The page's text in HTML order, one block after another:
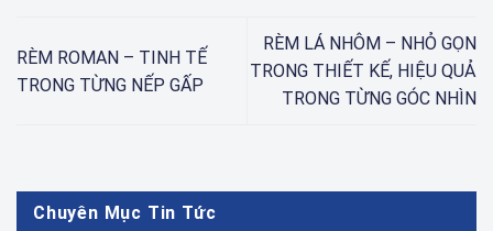
RÈM ROMAN – TINH TẾ
TRONG TỪNG NẾP GẤP
RÈM LÁ NHÔM – NHỎ GỌN
TRONG THIẾT KẾ, HIỆU QUẢ
TRONG TỪNG GÓC NHÌN
Chuyên Mục Tin Tức